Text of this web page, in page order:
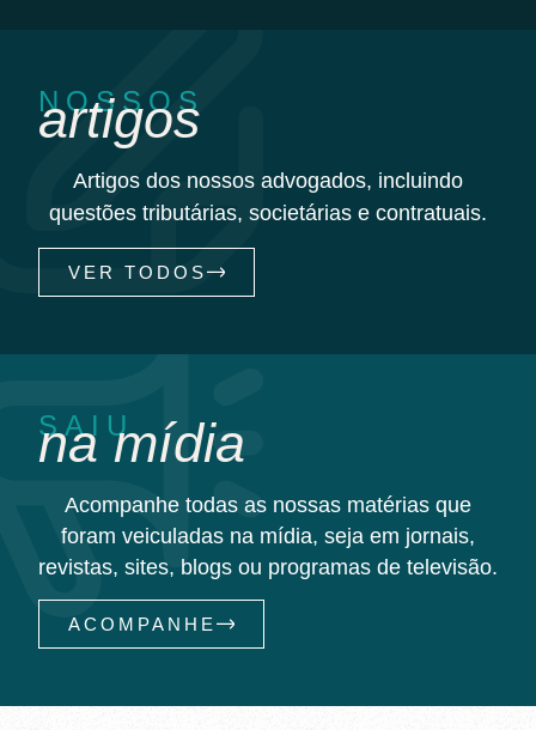
NOSSOS
artigos
Artigos dos nossos advogados, incluindo
questões tributárias, societárias e contratuais.
VER TODOS
SAIU
na mídia
Acompanhe todas as nossas matérias que
foram veiculadas na mídia, seja em jornais,
revistas, sites, blogs ou programas de televisão.
ACOMPANHE